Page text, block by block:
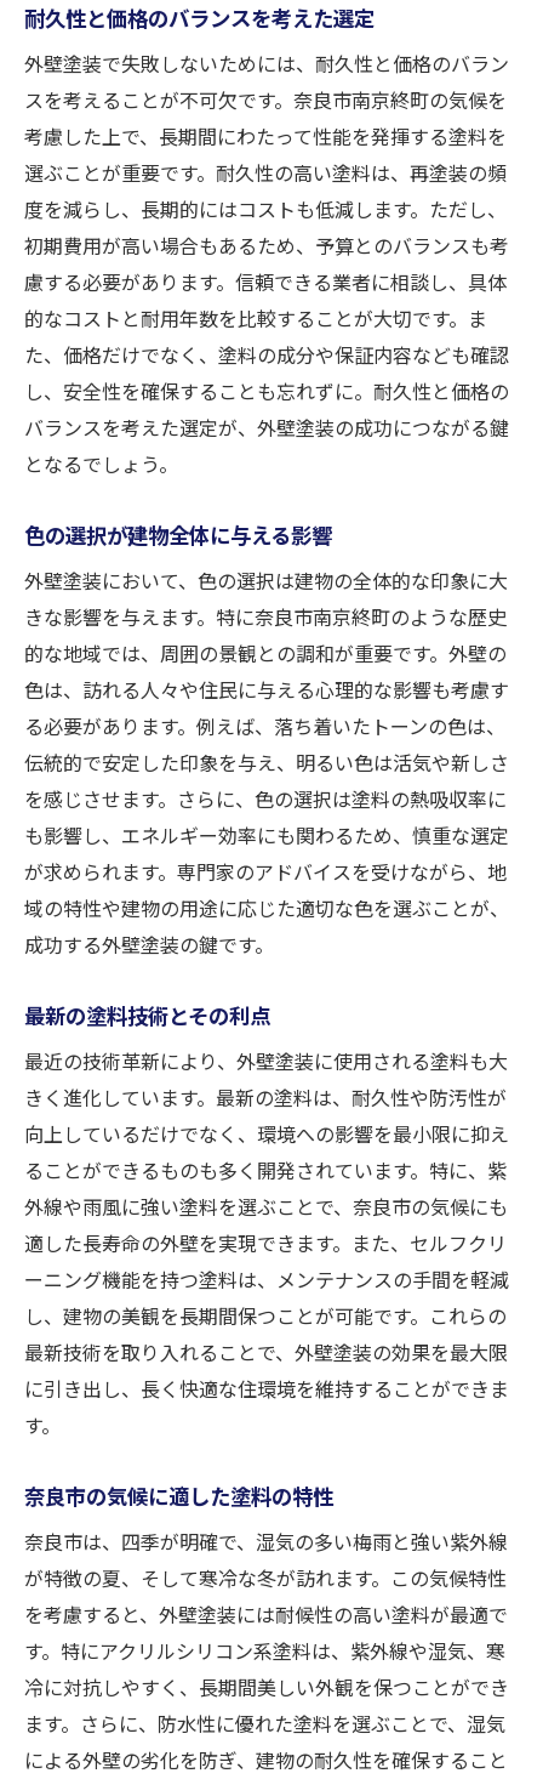
耐久性と価格のバランスを考えた選定
外壁塗装で失敗しないためには、耐久性と価格のバラン
スを考えることが不可欠です。奈良市南京終町の気候を
考慮した上で、長期間にわたって性能を発揮する塗料を
選ぶことが重要です。耐久性の高い塗料は、再塗装の頻
度を減らし、長期的にはコストも低減します。ただし、
初期費用が高い場合もあるため、予算とのバランスも考
慮する必要があります。信頼できる業者に相談し、具体
的なコストと耐用年数を比較することが大切です。ま
た、価格だけでなく、塗料の成分や保証内容なども確認
し、安全性を確保することも忘れずに。耐久性と価格の
バランスを考えた選定が、外壁塗装の成功につながる鍵
となるでしょう。
色の選択が建物全体に与える影響
外壁塗装において、色の選択は建物の全体的な印象に大
きな影響を与えます。特に奈良市南京終町のような歴史
的な地域では、周囲の景観との調和が重要です。外壁の
色は、訪れる人々や住民に与える心理的な影響も考慮す
る必要があります。例えば、落ち着いたトーンの色は、
伝統的で安定した印象を与え、明るい色は活気や新しさ
を感じさせます。さらに、色の選択は塗料の熱吸収率に
も影響し、エネルギー効率にも関わるため、慎重な選定
が求められます。専門家のアドバイスを受けながら、地
域の特性や建物の用途に応じた適切な色を選ぶことが、
成功する外壁塗装の鍵です。
最新の塗料技術とその利点
最近の技術革新により、外壁塗装に使用される塗料も大
きく進化しています。最新の塗料は、耐久性や防汚性が
向上しているだけでなく、環境への影響を最小限に抑え
ることができるものも多く開発されています。特に、紫
外線や雨風に強い塗料を選ぶことで、奈良市の気候にも
適した長寿命の外壁を実現できます。また、セルフクリ
ーニング機能を持つ塗料は、メンテナンスの手間を軽減
し、建物の美観を長期間保つことが可能です。これらの
最新技術を取り入れることで、外壁塗装の効果を最大限
に引き出し、長く快適な住環境を維持することができま
す。
奈良市の気候に適した塗料の特性
奈良市は、四季が明確で、湿気の多い梅雨と強い紫外線
が特徴の夏、そして寒冷な冬が訪れます。この気候特性
を考慮すると、外壁塗装には耐候性の高い塗料が最適で
す。特にアクリルシリコン系塗料は、紫外線や湿気、寒
冷に対抗しやすく、長期間美しい外観を保つことができ
ます。さらに、防水性に優れた塗料を選ぶことで、湿気
による外壁の劣化を防ぎ、建物の耐久性を確保すること